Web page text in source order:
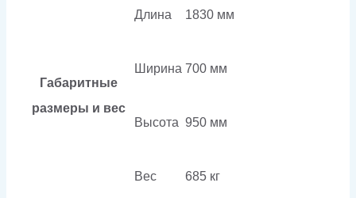
Габаритные
размеры и вес
Длина 1830 мм
Ширина 700 мм
Высота 950 мм
Вес 685 кг